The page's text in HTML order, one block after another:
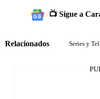
📺 Sigue a
Relacionados Series y